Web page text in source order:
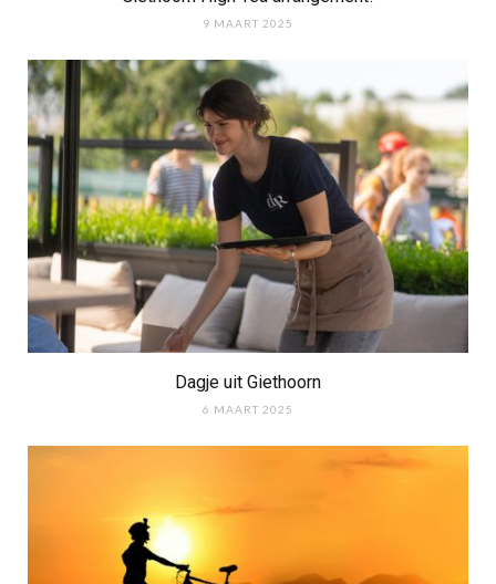
9 MAART 2025
Dagje uit Giethoorn
6 MAART 2025